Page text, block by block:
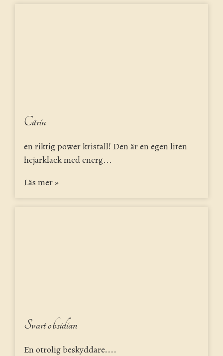
Citrin
en riktig power kristall! Den är en egen liten
hejarklack med energ...
Läs mer »
Svart obsidian
En otrolig beskyddare....